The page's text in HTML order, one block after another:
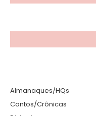
Almanaques/HQs
Contos/Crônicas